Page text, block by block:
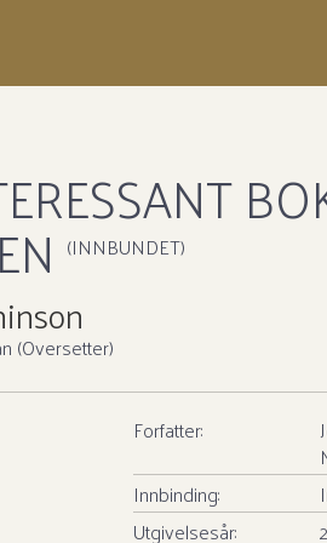
(INNBUNDET)
(Oversetter)
Forfatter:
Innbinding:
Utgivelsesår: